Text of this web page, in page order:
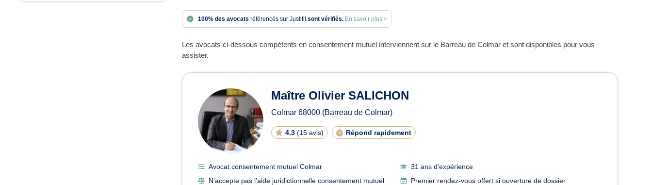
100% des avocats référencés sur Justifitsont vérifiés. En savoir plus >
Les avocats ci-dessous compétents en consentement mutuel interviennent sur le Barreau de Colmar et sont disponibles pour vous
assister.
Avocats en consentement mutuel à Colmar
Maître Olivier SALICHON
Colmar 68000 (Barreau de Colmar)
4.3 (15 avis) Répond rapidement
Avocat consentement mutuel Colmar
31 ans d’expérience
N’accepte pas l’aide juridictionnelle consentement mutuel
Premier rendez-vous offert si ouverture de dossier